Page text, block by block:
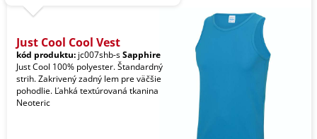
Just Cool Cool Vest
kód produktu: jc007shb-sSapphire
Just Cool 100% polyester. Štandardný
strih. Zakrivený zadný lem pre väčšie
pohodlie. Ľahká textúrovaná tkanina
Neoteric